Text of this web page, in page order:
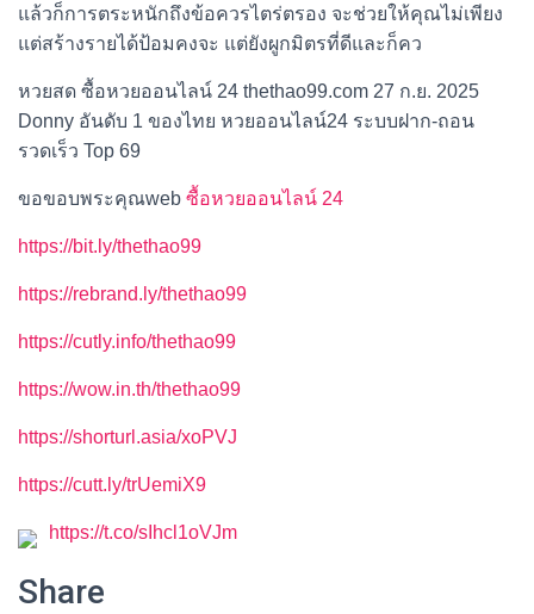
แล้วก็การตระหนักถึงข้อควรไตร่ตรอง จะช่วยให้คุณไม่เพียง
แต่สร้างรายได้ป้อมคงจะ แต่ยังผูกมิตรที่ดีและก็คว
หวยสด ซื้อหวยออนไลน์ 24 thethao99.com 27 ก.ย. 2025
Donny อันดับ 1 ของไทย หวยออนไลน์24 ระบบฝาก-ถอน
รวดเร็ว Top 69
ขอขอบพระคุณweb ซื้อหวยออนไลน์ 24
https://bit.ly/thethao99
https://rebrand.ly/thethao99
https://cutly.info/thethao99
https://wow.in.th/thethao99
https://shorturl.asia/xoPVJ
https://cutt.ly/trUemiX9
https://t.co/sIhcl1oVJm
Share